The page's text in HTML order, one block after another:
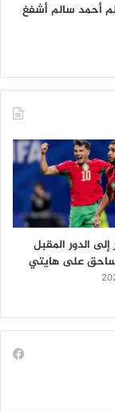
أحمد سالم أشفغ
الدور المقبل
ساحق على هايتي